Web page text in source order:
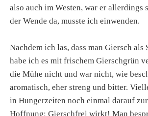
also auch im Westen, war er allerdings
der Wende da, musste ich einwenden.
Nachdem ich las, dass man Giersch als
habe ich es mit frischem Gierschgrün
die Mühe nicht und war nicht, wie
aromatisch, eher streng und bitter.
in Hungerzeiten noch einmal darauf
Hoffnung: Gierschfrei wirkt! Man